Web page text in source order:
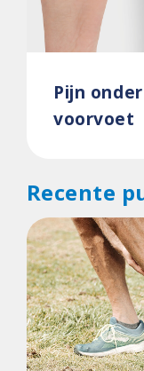
Pijn
voorvoet
Recente